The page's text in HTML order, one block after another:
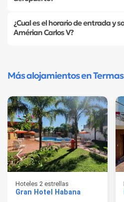
¿Cual es el horario de entrada y
Amérian Carlos V?
Más alojamientos en
Hoteles 2 estrellas
Gran Hotel Habana